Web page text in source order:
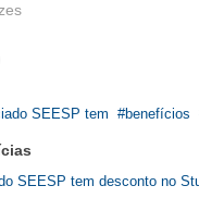
SEESP tem benefícios
SEESP tem desconto no